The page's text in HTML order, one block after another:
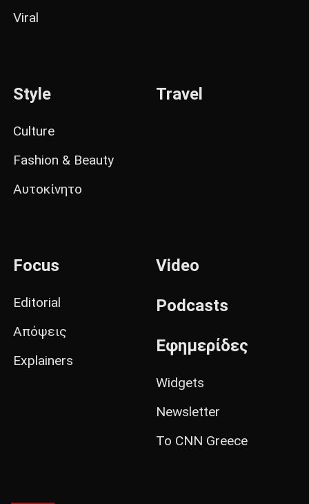
Viral
Style
Culture
Fashion & Beauty
Αυτοκίνητο
Travel
Focus
Editorial
Απόψεις
Explainers
Video
Podcasts
Εφημερίδες
Widgets
Newsletter
Το CNN Greece